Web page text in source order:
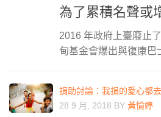
為了累積名聲或
2016 年政府上臺廢止
甸基金會爆出與復康巴
捐助討論：我捐的愛心都
28 9 月, 2018 BY 黃愉婷